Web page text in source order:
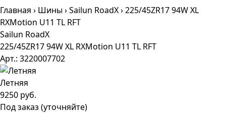
Главная › Шины›Sailun RoadX›225/45ZR17 94W XL
RXMotion U11 TL RFT
Sailun RoadX
225/45ZR17 94W XL RXMotion U11 TL RFT
Арт.: 3220007702
Летняя
9250 руб.
Под заказ (уточняйте)